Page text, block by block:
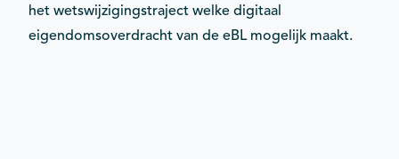
het wetswijzigingstraject welke digitaal
eigendomsoverdracht van de eBL mogelijk maakt.